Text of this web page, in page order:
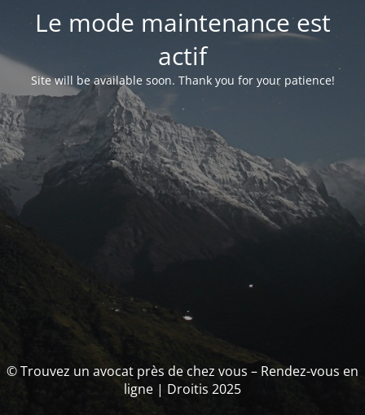
Le mode maintenance est
actif
Site will be available soon. Thank you for your patience!
© Trouvez un avocat près de chez vous – Rendez-vous en
ligne | Droitis 2025